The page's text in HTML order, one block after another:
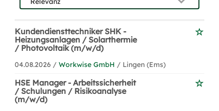
Kundendiensttechniker SHK -
Heizungsanlagen / Solarthermie
/ Photovoltaik (m/w/d)
04.08.2026 / Workwise GmbH / Lingen (Ems)
HSE Manager - Arbeitssicherheit
/ Schulungen / Risikoanalyse
(m/w/d)